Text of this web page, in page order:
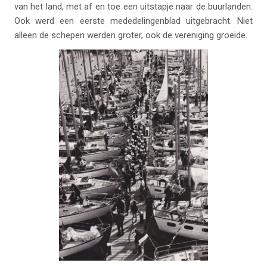
van het land, met af en toe een uitstapje naar de buurlanden.
Ook werd een eerste mededelingenblad uitgebracht. Niet
alleen de schepen werden groter, ook de vereniging groeide.